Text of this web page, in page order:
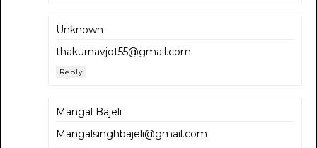
Unknown
thakurnavjot55@gmail.com
Reply
Mangal Bajeli
Mangalsinghbajeli@gmail.com